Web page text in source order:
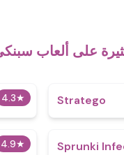
على ألعاب
4.3★ Stratego
4.9★
Sprunki